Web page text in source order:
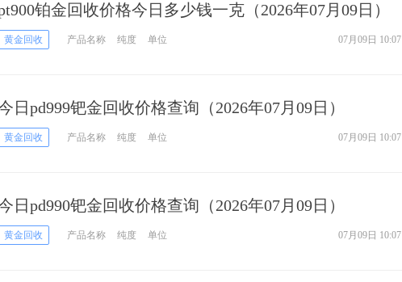
铂金回收价格今日多少钱一克（2026年07月09日）
黄金回收 产品名称 纯度 单位 07月09日 10:07
日pd999钯金回收价格查询（2026年07月09日）
黄金回收 产品名称 纯度 单位 07月09日 10:07
日pd990钯金回收价格查询（2026年07月09日）
黄金回收 产品名称 纯度 单位 07月09日 10:07